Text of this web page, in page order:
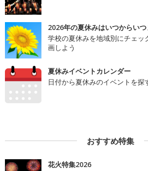
2026年の夏休みはいつからいつ
学校の夏休みを地域別にチェッ
画しよう
夏休みイベントカレンダー
日付から夏休みのイベントを探
おすすめ特集
花火特集2026